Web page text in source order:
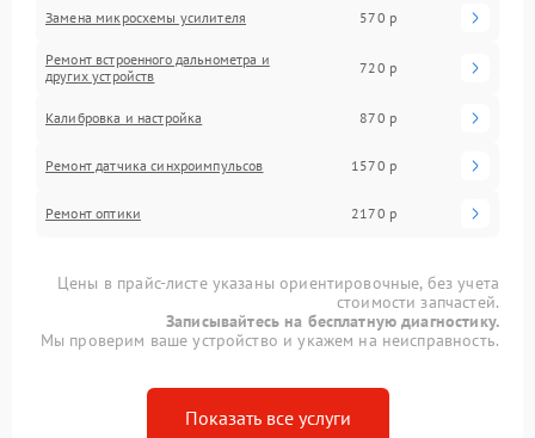
Замена микросхемы усилителя 570 р
Ремонт встроенного дальнометра и
других устройств
720 р
Калибровка и настройка 870 р
Ремонт датчика синхроимпульсов 1570 р
Ремонт оптики 2170 р
Цены в прайс-листе указаны ориентировочные, без учета
стоимости запчастей.
Записывайтесь на бесплатную диагностику.
Мы проверим ваше устройство и укажем на неисправность.
Показать все услуги